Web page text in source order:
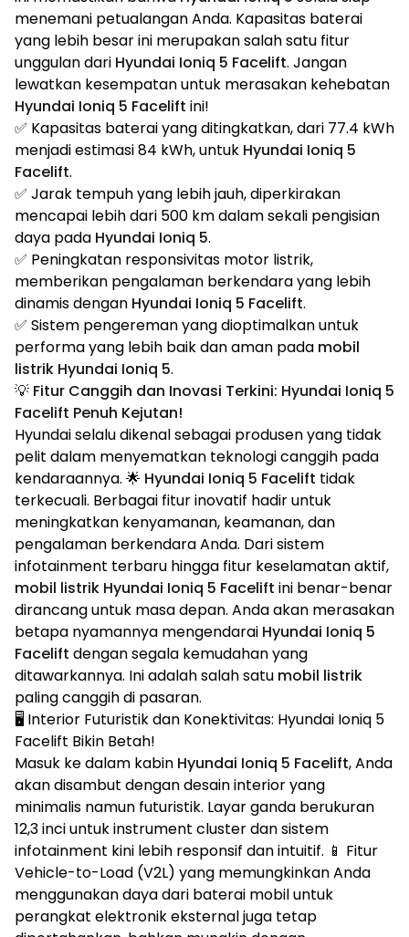
menemani petualangan Anda. Kapasitas baterai
yang lebih besar ini merupakan salah satu fitur
unggulan dari Hyundai Ioniq 5 Facelift. Jangan
lewatkan kesempatan untuk merasakan kehebatan
Hyundai Ioniq 5 Facelift ini!
✅ Kapasitas baterai yang ditingkatkan, dari 77.4 kWh
menjadi estimasi 84 kWh, untuk Hyundai Ioniq 5
Facelift.
✅ Jarak tempuh yang lebih jauh, diperkirakan
mencapai lebih dari 500 km dalam sekali pengisian
daya pada Hyundai Ioniq 5.
✅ Peningkatan responsivitas motor listrik,
memberikan pengalaman berkendara yang lebih
dinamis dengan Hyundai Ioniq 5 Facelift.
✅ Sistem pengereman yang dioptimalkan untuk
performa yang lebih baik dan aman pada mobil
listrik Hyundai Ioniq 5.
💡 Fitur Canggih dan Inovasi Terkini: Hyundai Ioniq 5
Facelift Penuh Kejutan!
Hyundai selalu dikenal sebagai produsen yang tidak
pelit dalam menyematkan teknologi canggih pada
kendaraannya. 🌟 Hyundai Ioniq 5 Facelift tidak
terkecuali. Berbagai fitur inovatif hadir untuk
meningkatkan kenyamanan, keamanan, dan
pengalaman berkendara Anda. Dari sistem
infotainment terbaru hingga fitur keselamatan aktif,
mobil listrik Hyundai Ioniq 5 Facelift ini benar-benar
dirancang untuk masa depan. Anda akan merasakan
betapa nyamannya mengendarai Hyundai Ioniq 5
Facelift dengan segala kemudahan yang
ditawarkannya. Ini adalah salah satu mobil listrik
paling canggih di pasaran.
🖥️ Interior Futuristik dan Konektivitas: Hyundai Ioniq 5
Facelift Bikin Betah!
Masuk ke dalam kabin Hyundai Ioniq 5 Facelift, Anda
akan disambut dengan desain interior yang
minimalis namun futuristik. Layar ganda berukuran
12,3 inci untuk instrument cluster dan sistem
infotainment kini lebih responsif dan intuitif. 📱 Fitur
Vehicle-to-Load (V2L) yang memungkinkan Anda
menggunakan daya dari baterai mobil untuk
perangkat elektronik eksternal juga tetap